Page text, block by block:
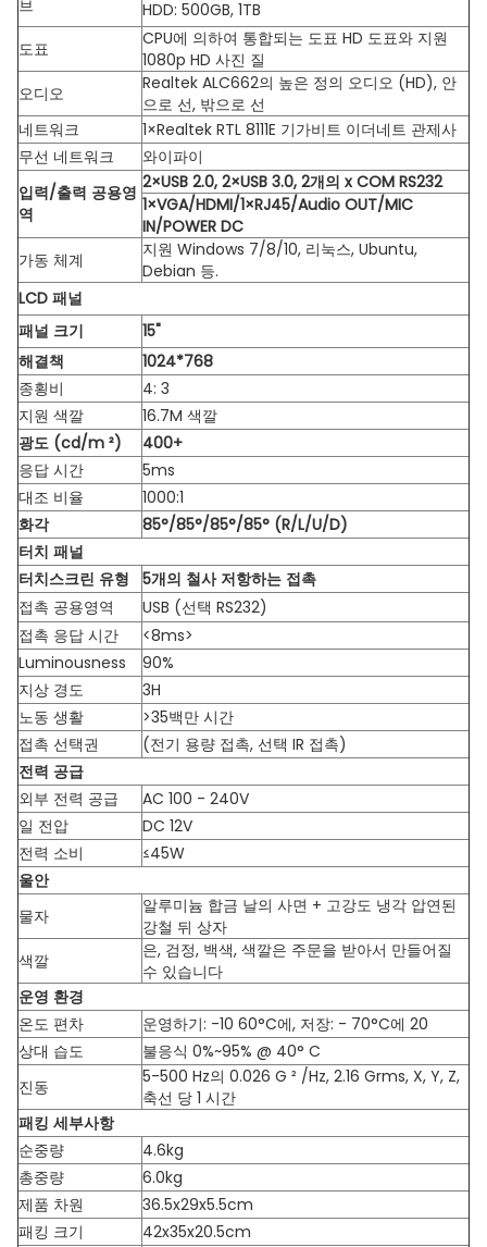
브
HDD: 500GB, 1TB
도표
CPU에 의하여 통합되는 도표 HD 도표와 지원
1080p HD 사진 질
오디오
Realtek ALC662의 높은 정의 오디오 (HD), 안
으로 선, 밖으로 선
네트워크
1×Realtek RTL 8111E 기가비트 이더네트 관제사
무선 네트워크
와이파이
입력/출력 공용영
역
2×USB 2.0, 2×USB 3.0, 2개의 x COM RS232
1×VGA/HDMI/1×RJ45/Audio OUT/MIC
IN/POWER DC
가동 체계
지원 Windows 7/8/10, 리눅스, Ubuntu,
Debian 등.
LCD 패널
패널 크기
15"
해결책
1024*768
종횡비
4: 3
지원 색깔
16.7M 색깔
광도 (cd/m ²)
400+
응답 시간
5ms
대조 비율
1000:1
화각
85°/85°/85°/85° (R/L/U/D)
터치 패널
터치스크린 유형
5개의 철사 저항하는 접촉
접촉 공용영역
USB (선택 RS232)
접촉 응답 시간
<8ms>
Luminousness
90%
지상 경도
3H
노동 생활
>35백만 시간
접촉 선택권
(전기 용량 접촉, 선택 IR 접촉)
전력 공급
외부 전력 공급
AC 100 - 240V
일 전압
DC 12V
전력 소비
≤45W
울안
물자
알루미늄 합금 날의 사면 + 고강도 냉각 압연된
강철 뒤 상자
색깔
은, 검정, 백색, 색깔은 주문을 받아서 만들어질
수 있습니다
운영 환경
온도 편차
운영하기: -10 60°C에, 저장: - 70°C에 20
상대 습도
불응식 0%~95% @ 40° C
진동
5-500 Hz의 0.026 G ² /Hz, 2.16 Grms, X, Y, Z,
축선 당 1 시간
패킹 세부사항
순중량
4.6kg
총중량
6.0kg
제품 차원
36.5x29x5.5cm
패킹 크기
42x35x20.5cm